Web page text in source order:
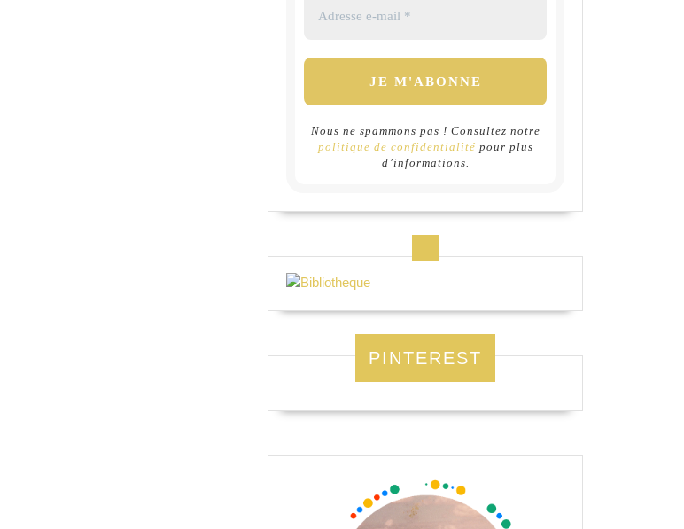
Nous ne spammons pas ! Consultez notre
politique de confidentialité pour plus
d’informations.
PINTEREST